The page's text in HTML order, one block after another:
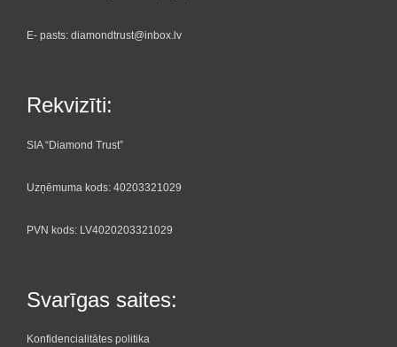
E- pasts: diamondtrust@inbox.lv
Rekvizīti:
SIA “Diamond Trust”
Uzņēmuma kods: 40203321029
PVN kods: LV4020203321029
Svarīgas saites:
Konfidencialitātes politika